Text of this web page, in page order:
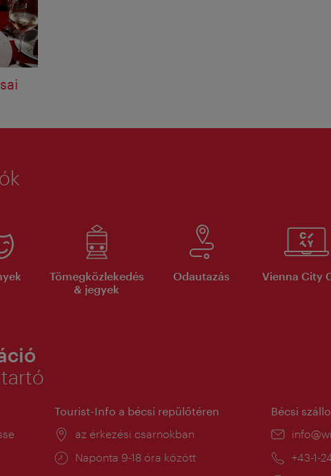
Tömegközlekedés
& jegyek
Odautazás Vienna City
Tourist-Info a bécsi repülőtéren
Helyszín:
az érkezési csarnokban
Nyitva
Naponta 9-18 óra között
Bécsi
E-
Telefon:
+43-1-